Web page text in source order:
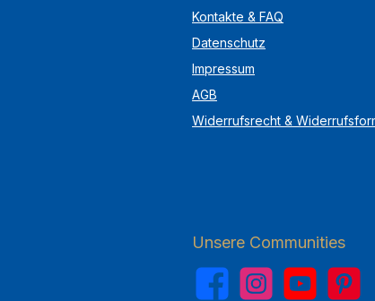
Kontakte & FAQ
Datenschutz
Impressum
AGB
Widerrufsrecht &
Unsere Communities
FacebookInstagramYouTubePinterest